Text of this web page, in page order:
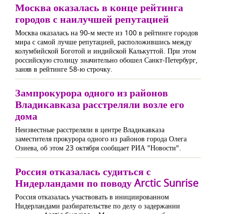
Москва оказалась в конце рейтинга
городов с наилучшей репутацией
Москва оказалась на 90-м месте из 100 в рейтинге городов
мира с самой лучше репутацией, расположившись между
колумбийской Боготой и индийской Калькуттой. При этом
российскую столицу значительно обошел Санкт-Петербург,
заняв в рейтинге 58-ю строчку.
Зампрокурора одного из районов
Владикавказа расстреляли возле его
дома
Неизвестные расстреляли в центре Владикавказа
заместителя прокурора одного из районов города Олега
Озиева, об этом 23 октября сообщает РИА "Новости".
Россия отказалась судиться с
Нидерландами по поводу Arctic Sunrise
Россия отказалась участвовать в инициированном
Нидерландами разбирательстве по делу о задержании